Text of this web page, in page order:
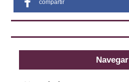
compartir
Navegar